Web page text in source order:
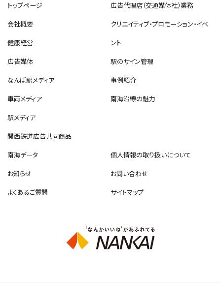
トップページ
会社概要
健康経営
広告媒体
なんば駅メディア
車両メディア
駅メディア
関西鉄道広告共同商品
広告代理店（交通媒体社）業務
クリエイティブ・プロモーション・イベ
ント
駅のサイン管理
事例紹介
南海沿線の魅力
南海データ
個人情報の取り扱いについて
お知らせ
お問い合わせ
よくあるご質問
サイトマップ